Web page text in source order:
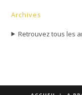
Archives
Retrouvez tous les